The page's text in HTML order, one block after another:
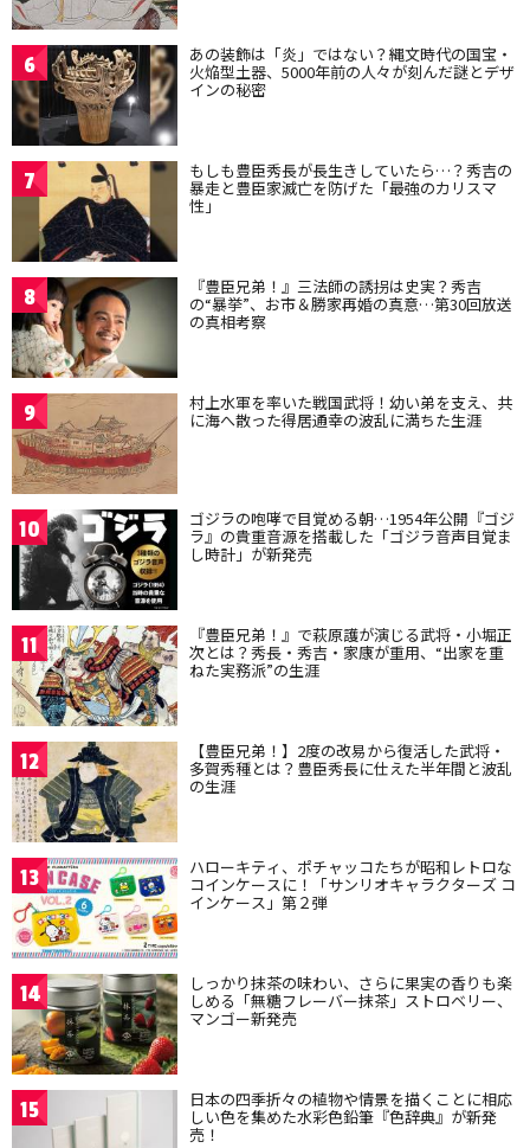
6 あの装飾は「炎」ではない？縄文時代の国宝・
火焔型土器、5000年前の人々が刻んだ謎とデザ
インの秘密
7 もしも豊臣秀長が長生きしていたら…？秀吉の
暴走と豊臣家滅亡を防げた「最強のカリスマ
性」
8 『豊臣兄弟！』三法師の誘拐は史実？秀吉
の“暴挙”、お市＆勝家再婚の真意…第30回放送
の真相考察
9 村上水軍を率いた戦国武将！幼い弟を支え、共
に海へ散った得居通幸の波乱に満ちた生涯
10 ゴジラの咆哮で目覚める朝…1954年公開『ゴジ
ラ』の貴重音源を搭載した「ゴジラ音声目覚ま
し時計」が新発売
11 『豊臣兄弟！』で萩原護が演じる武将・小堀正
次とは？秀長・秀吉・家康が重用、“出家を重
ねた実務派”の生涯
12 【豊臣兄弟！】2度の改易から復活した武将・
多賀秀種とは？豊臣秀長に仕えた半年間と波乱
の生涯
13 ハローキティ、ポチャッコたちが昭和レトロな
コインケースに！「サンリオキャラクターズ コ
インケース」第２弾
14 しっかり抹茶の味わい、さらに果実の香りも楽
しめる「無糖フレーバー抹茶」ストロベリー、
マンゴー新発売
15 日本の四季折々の植物や情景を描くことに相応
しい色を集めた水彩色鉛筆『色辞典』が新発
売！